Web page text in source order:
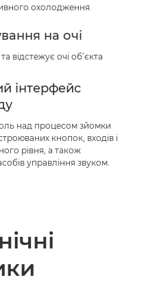
охолодження.
на очі
відстежує очі об’єкта
інтерфейс
над процесом зйомки
кнопок, входів і
рівня, а також
управління звуком.